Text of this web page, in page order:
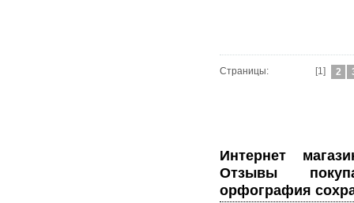
Страницы: [1] 2
Интернет магазин ювелирных украшений.
Отзывы
орфография